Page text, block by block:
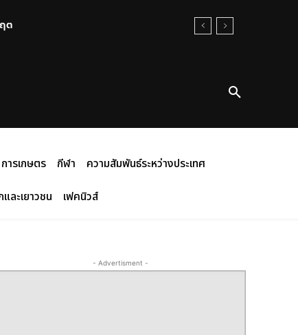
ต
การเกษตร กีฬา
ความสัมพันธ์ระหว่างประเทศ
และเยาวชน เฟคนิวส์
- Advertisment -